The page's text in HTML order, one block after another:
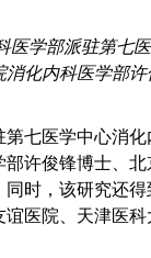
医学部派驻第七
化内科医学部
七医学中心消
许俊锋博士、
时，该研究还
医院、天津医